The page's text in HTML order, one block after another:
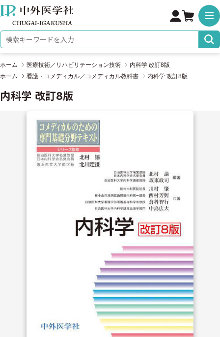
株式会社 中外医学社
検索キーワード
ホーム 医療技術／リハビリテーション技術
内科学 改訂8版
ホーム
看護・コメディカル／コメディカル教科書 内科学 改訂8版
内科学 改訂8版